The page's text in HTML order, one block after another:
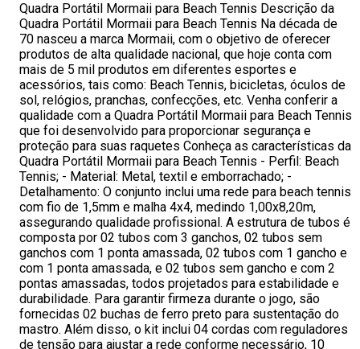
Quadra Portátil Mormaii para Beach Tennis Descrição da
Quadra Portátil Mormaii para Beach Tennis Na década de
70 nasceu a marca Mormaii, com o objetivo de oferecer
produtos de alta qualidade nacional, que hoje conta com
mais de 5 mil produtos em diferentes esportes e
acessórios, tais como: Beach Tennis, bicicletas, óculos de
sol, relógios, pranchas, confecções, etc. Venha conferir a
qualidade com a Quadra Portátil Mormaii para Beach Tennis
que foi desenvolvido para proporcionar segurança e
proteção para suas raquetes Conheça as características da
Quadra Portátil Mormaii para Beach Tennis - Perfil: Beach
Tennis; - Material: Metal, textil e emborrachado; -
Detalhamento: O conjunto inclui uma rede para beach tennis
com fio de 1,5mm e malha 4x4, medindo 1,00x8,20m,
assegurando qualidade profissional. A estrutura de tubos é
composta por 02 tubos com 3 ganchos, 02 tubos sem
ganchos com 1 ponta amassada, 02 tubos com 1 gancho e
com 1 ponta amassada, e 02 tubos sem gancho e com 2
pontas amassadas, todos projetados para estabilidade e
durabilidade. Para garantir firmeza durante o jogo, são
fornecidas 02 buchas de ferro preto para sustentação do
mastro. Além disso, o kit inclui 04 cordas com reguladores
de tensão para ajustar a rede conforme necessário, 10